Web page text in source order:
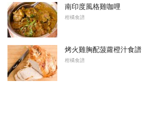
南印度風格雞咖哩
柑橘食譜
烤火雞胸配菠蘿橙汁食譜
柑橘食譜